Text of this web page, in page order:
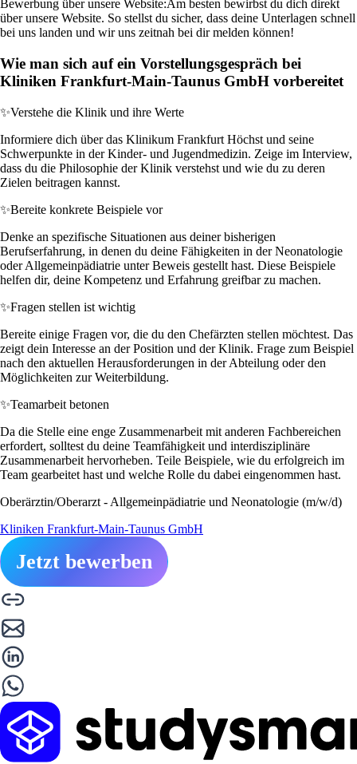
Bewerbung über unsere Website:Am besten bewirbst du dich direkt
über unsere Website. So stellst du sicher, dass deine Unterlagen schnell
bei uns landen und wir uns zeitnah bei dir melden können!
Wie man sich auf ein Vorstellungsgespräch bei
Kliniken Frankfurt-Main-Taunus GmbH vorbereitet
✨Verstehe die Klinik und ihre Werte
Informiere dich über das Klinikum Frankfurt Höchst und seine
Schwerpunkte in der Kinder- und Jugendmedizin. Zeige im Interview,
dass du die Philosophie der Klinik verstehst und wie du zu deren
Zielen beitragen kannst.
✨Bereite konkrete Beispiele vor
Denke an spezifische Situationen aus deiner bisherigen
Berufserfahrung, in denen du deine Fähigkeiten in der Neonatologie
oder Allgemeinpädiatrie unter Beweis gestellt hast. Diese Beispiele
helfen dir, deine Kompetenz und Erfahrung greifbar zu machen.
✨Fragen stellen ist wichtig
Bereite einige Fragen vor, die du den Chefärzten stellen möchtest. Das
zeigt dein Interesse an der Position und der Klinik. Frage zum Beispiel
nach den aktuellen Herausforderungen in der Abteilung oder den
Möglichkeiten zur Weiterbildung.
✨Teamarbeit betonen
Da die Stelle eine enge Zusammenarbeit mit anderen Fachbereichen
erfordert, solltest du deine Teamfähigkeit und interdisziplinäre
Zusammenarbeit hervorheben. Teile Beispiele, wie du erfolgreich im
Team gearbeitet hast und welche Rolle du dabei eingenommen hast.
Oberärztin/Oberarzt - Allgemeinpädiatrie und Neonatologie (m/w/d)
Kliniken Frankfurt-Main-Taunus GmbH
Jetzt bewerben